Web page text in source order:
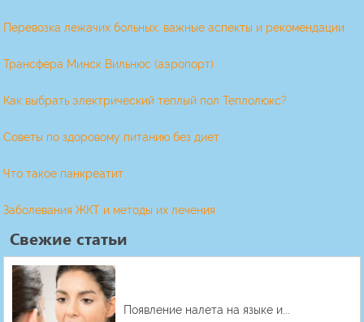
Перевозка лежачих больных: важные аспекты и рекомендации
Трансфера Минск Вильнюс (аэропорт)
Как выбрать электрический теплый пол Теплолюкс?
Советы по здоровому питанию без диет
Что такое панкреатит
Заболевания ЖКТ и методы их лечения
Свежие статьи
Появление налета на языке и...